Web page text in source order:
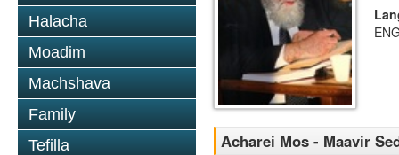
Halacha
Moadim
Machshava
Family
Tefilla
Acharei Mos - Maavir